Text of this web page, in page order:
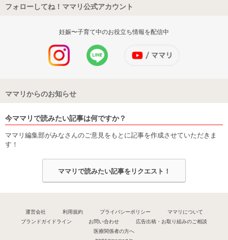
フォローしてね！ママリ公式アカウント
妊娠〜子育て中のお役立ち情報を配信中
ママリからのお知らせ
今ママリで読みたい記事は何ですか？
ママリ編集部がみなさんのご意見をもとに記事を作成させていただきま
す！
ママリで読みたい記事をリクエスト！
運営会社 利用規約 プライバシーポリシー
ママリについて
ブランドガイドライン
お問い合わせ
広告出稿・お取り組みのご相談
医療関係者の方へ